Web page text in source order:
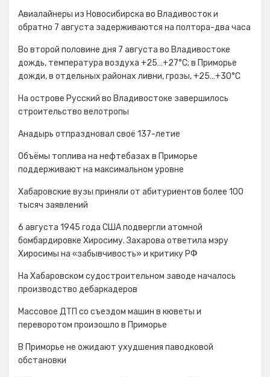
Авиалайнеры из Новосибирска во Владивосток и
обратно 7 августа задерживаются на полтора-два часа
Во второй половине дня 7 августа во Владивостоке
дождь, температура воздуха +25…+27°С; в Приморье
дожди, в отдельных районах ливни, грозы, +25…+30°C
На острове Русский во Владивостоке завершилось
строительство велотропы
Анадырь отпраздновал своё 137-летие
Объёмы топлива на нефтебазах в Приморье
поддерживают на максимальном уровне
Хабаровские вузы приняли от абитуриентов более 100
тысяч заявлений
6 августа 1945 года США подвергли атомной
бомбардировке Хиросиму. Захарова ответила мэру
Хиросимы на «забывчивость» и критику РФ
На Хабаровском судостроительном заводе началось
производство дебаркадеров
Массовое ДТП со съездом машин в кюветы и
переворотом произошло в Приморье
В Приморье не ожидают ухудшения паводковой
обстановки